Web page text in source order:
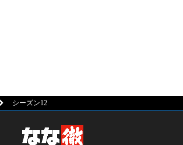
シーズン12